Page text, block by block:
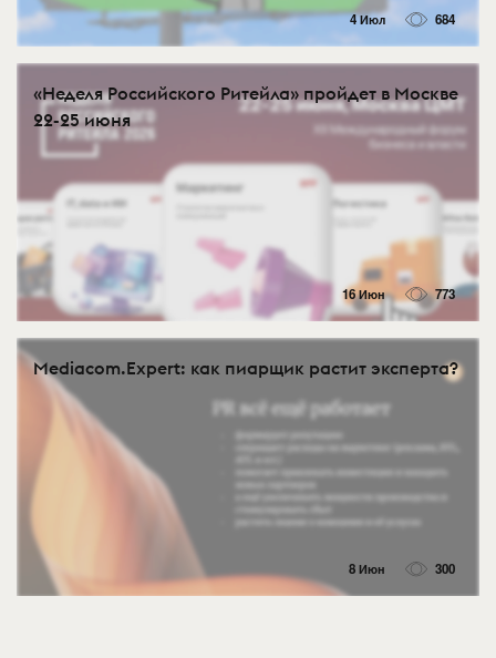
4 Июл 684
«Неделя Российского Ритейла» пройдет в Москве
22-25 июня
16 Июн 773
Mediacom.Expert: как пиарщик растит эксперта?
8 Июн 300